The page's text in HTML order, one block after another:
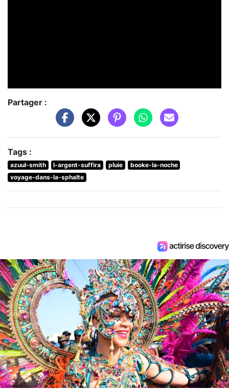
Partager :
Tags :
azuul-smith l-argent-suffira pluie
booke-la-noche
voyage-dans-la-sphalte